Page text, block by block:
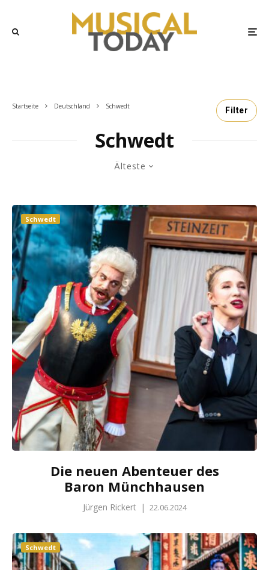
Startseite Deutschland Schwedt Filter
Schwedt
Älteste
Schwedt
Die neuen Abenteuer des
Baron Münchhausen
Jürgen Rickert | 22.06.2024
Schwedt